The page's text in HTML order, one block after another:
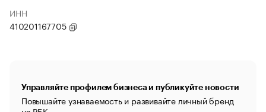
ИНН
410201167705
Управляйте профилем бизнеса и публикуйте новости
Повышайте узнаваемость и развивайте личный бренд